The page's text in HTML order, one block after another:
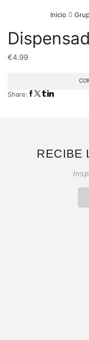
Inicio
€4.99
Share:
RECIBE